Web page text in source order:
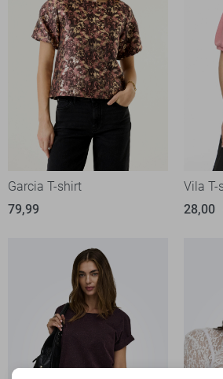
Garcia T-shirt
79,99
Vila T-
28,00